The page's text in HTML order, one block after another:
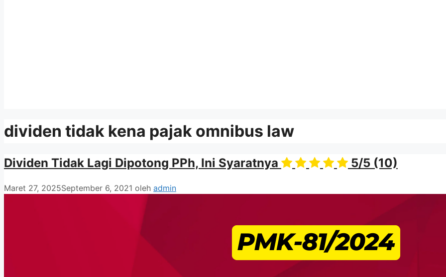
dividen tidak kena pajak omnibus law
Dividen Tidak Lagi Dipotong PPh, Ini Syaratnya 5/5 (10)
Maret 27, 2025September 6, 2021 oleh admin